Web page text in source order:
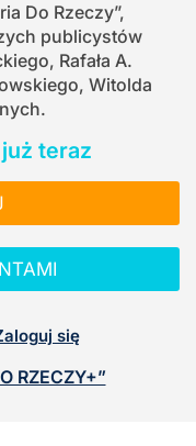
Do Rzeczy”,
publicystów
Rafała A.
Witolda
teraz
się
RZECZY+”